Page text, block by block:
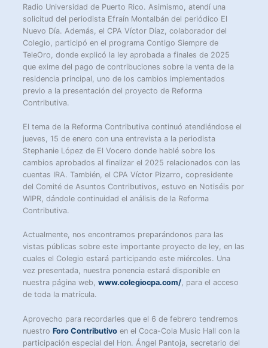
Radio Universidad de Puerto Rico. Asimismo, atendí una
solicitud del periodista Efraín Montalbán del periódico El
Nuevo Día. Además, el CPA Víctor Díaz, colaborador del
Colegio, participó en el programa Contigo Siempre de
TeleOro, donde explicó la ley aprobada a finales de 2025
que exime del pago de contribuciones sobre la venta de la
residencia principal, uno de los cambios implementados
previo a la presentación del proyecto de Reforma
Contributiva.
El tema de la Reforma Contributiva continuó atendiéndose el
jueves, 15 de enero con una entrevista a la periodista
Stephanie López de El Vocero donde hablé sobre los
cambios aprobados al finalizar el 2025 relacionados con las
cuentas IRA. También, el CPA Víctor Pizarro, copresidente
del Comité de Asuntos Contributivos, estuvo en Notiséis por
WIPR, dándole continuidad el análisis de la Reforma
Contributiva.
Actualmente, nos encontramos preparándonos para las
vistas públicas sobre este importante proyecto de ley, en las
cuales el Colegio estará participando este miércoles. Una
vez presentada, nuestra ponencia estará disponible en
nuestra página web,www.colegiocpa.com/, para el acceso
de toda la matrícula.
Aprovecho para recordarles que el 6 de febrero tendremos
nuestroForo Contributivo en el Coca-Cola Music Hall con la
participación especial del Hon. Ángel Pantoja, secretario del